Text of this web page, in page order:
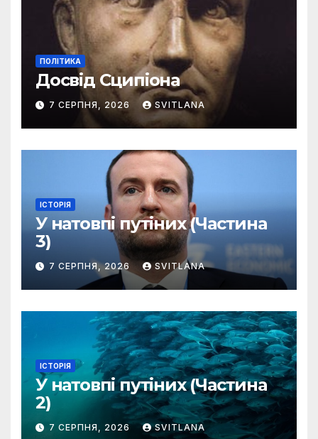
ПОЛІТИКА
Досвід Сципіона
7 СЕРПНЯ, 2026 SVITLANA
ІСТОРІЯ
У натовпі путіних (Частина
3)
7 СЕРПНЯ, 2026 SVITLANA
ІСТОРІЯ
У натовпі путіних (Частина
2)
7 СЕРПНЯ, 2026 SVITLANA